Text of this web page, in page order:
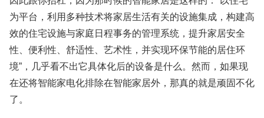
为平台，利用多种技术将家居生活有关的设施集成，构建高
效的住宅设施与家庭日程事务的管理系统，提升家居安全
性、便利性、舒适性、艺术性，并实现环保节能的居住环
境”，几乎看不出它具体化后的设备是什么。然而，如果现
在还将智能家电化排除在智能家居外，那真的就是顽固不化
了。